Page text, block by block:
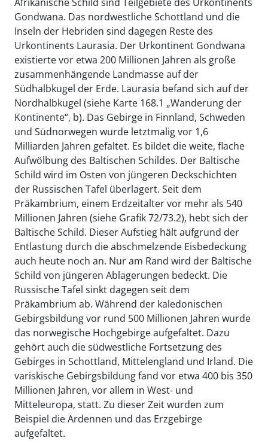
Gondwana. Das nordwestliche Schottland und die
Inseln der Hebriden sind dagegen Reste des
Urkontinents Laurasia. Der Urkontinent Gondwana
existierte vor etwa 200 Millionen Jahren als große
zusammenhängende Landmasse auf der
Südhalbkugel der Erde. Laurasia befand sich auf der
Nordhalbkugel (siehe Karte 168.1 „Wanderung der
Kontinente“, b). Das Gebirge in Finnland, Schweden
und Südnorwegen wurde letztmalig vor 1,6
Milliarden Jahren gefaltet. Es bildet die weite, flache
Aufwölbung des Baltischen Schildes. Der Baltische
Schild wird im Osten von jüngeren Deckschichten
der Russischen Tafel überlagert. Seit dem
Präkambrium, einem Erdzeitalter vor mehr als 540
Millionen Jahren (siehe Grafik 72/73.2), hebt sich der
Baltische Schild. Dieser Aufstieg hält aufgrund der
Entlastung durch die abschmelzende Eisbedeckung
auch heute noch an. Nur am Rand wird der Baltische
Schild von jüngeren Ablagerungen bedeckt. Die
Russische Tafel sinkt dagegen seit dem
Präkambrium ab. Während der kaledonischen
Gebirgsbildung vor rund 500 Millionen Jahren wurde
das norwegische Hochgebirge aufgefaltet. Dazu
gehört auch die südwestliche Fortsetzung des
Gebirges in Schottland, Mittelengland und Irland. Die
variskische Gebirgsbildung fand vor etwa 400 bis 350
Millionen Jahren, vor allem in West- und
Mitteleuropa, statt. Zu dieser Zeit wurden zum
Beispiel die Ardennen und das Erzgebirge
aufgefaltet.